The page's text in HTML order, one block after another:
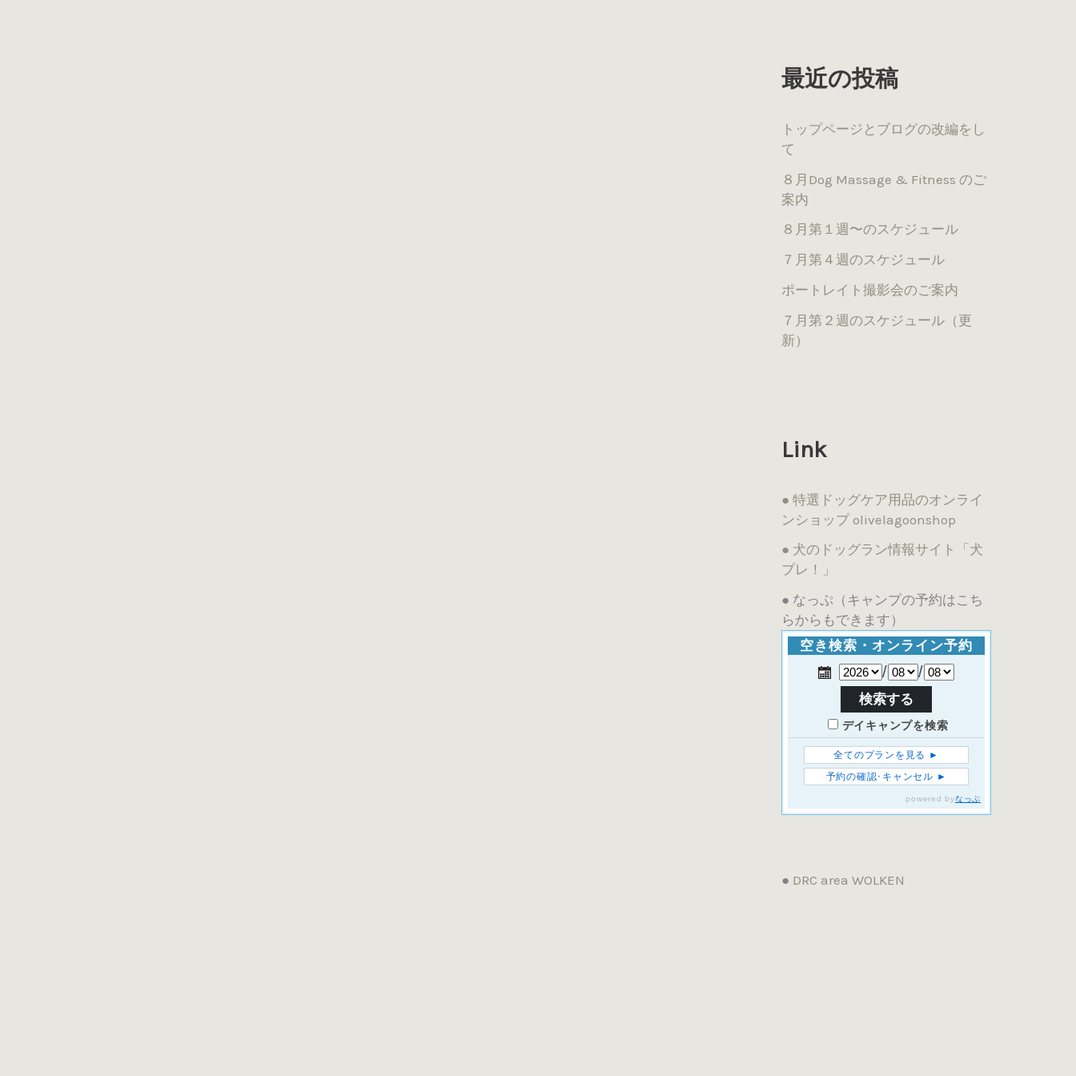
最近の投稿
トップページとブログの改編をし
て
８月Dog Massage & Fitness のご
案内
８月第１週〜のスケジュール
７月第４週のスケジュール
ポートレイト撮影会のご案内
７月第２週のスケジュール（更
新）
Link
● 特選ドッグケア用品のオンライ
ンショップ olivelagoonshop
● 犬のドッグラン情報サイト「犬
プレ！」
● なっぷ（キャンプの予約はこち
らからもできます）
● DRC area WOLKEN